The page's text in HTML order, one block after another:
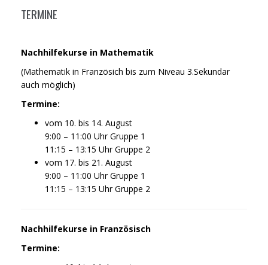
TERMINE
Nachhilfekurse in Mathematik
(Mathematik in Französich bis zum Niveau 3.Sekundar
auch möglich)
Termine:
vom 10. bis 14. August
9:00 – 11:00 Uhr Gruppe 1
11:15 – 13:15 Uhr Gruppe 2
vom 17. bis 21. August
9:00 – 11:00 Uhr Gruppe 1
11:15 – 13:15 Uhr Gruppe 2
Nachhilfekurse in Französisch
Termine: